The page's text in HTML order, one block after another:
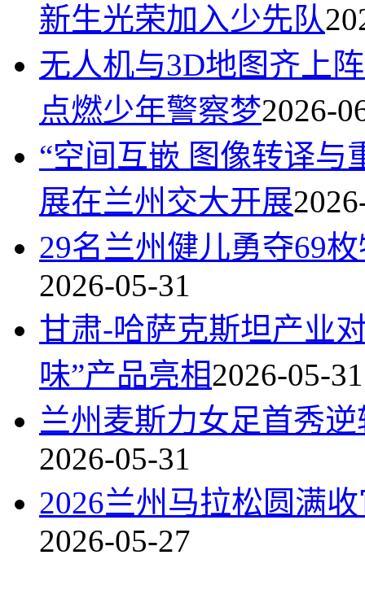
新生光荣加入少先队
无人机与3D地图齐上
点燃少年警察梦2026-
“空间互嵌 图像转译与
展在兰州交大开展
29名兰州健儿勇夺69
2026-05-31
甘肃-哈萨克斯坦产业
味”产品亮相2026-05-31
兰州麦斯力女足首秀
2026-05-31
2026兰州马拉松圆满
2026-05-27